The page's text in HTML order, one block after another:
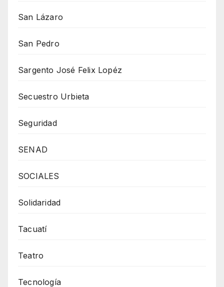
San Lázaro
San Pedro
Sargento José Felix Lopéz
Secuestro Urbieta
Seguridad
SENAD
SOCIALES
Solidaridad
Tacuatí
Teatro
Tecnología